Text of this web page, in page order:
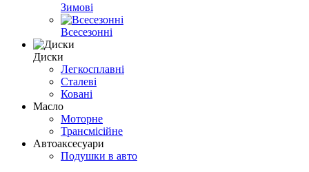
Зимові
Всесезонні
Диски
Легкосплавні
Сталеві
Ковані
Масло
Моторне
Трансмісійне
Автоаксесуари
Подушки в авто